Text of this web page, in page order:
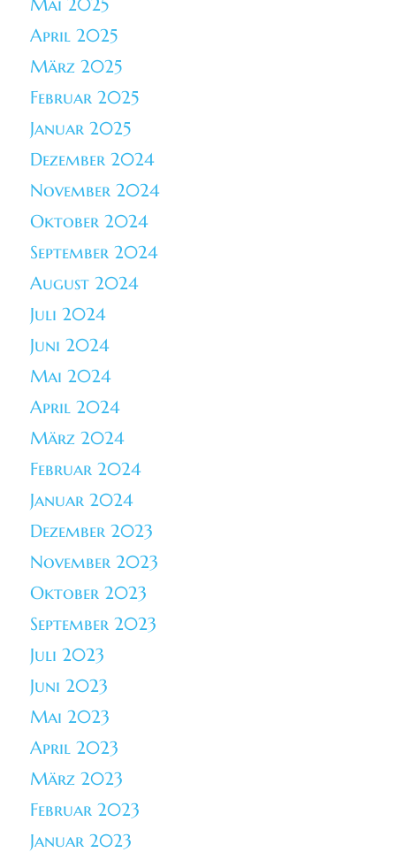
Mai 2025
April 2025
März 2025
Februar 2025
Januar 2025
Dezember 2024
November 2024
Oktober 2024
September 2024
August 2024
Juli 2024
Juni 2024
Mai 2024
April 2024
März 2024
Februar 2024
Januar 2024
Dezember 2023
November 2023
Oktober 2023
September 2023
Juli 2023
Juni 2023
Mai 2023
April 2023
März 2023
Februar 2023
Januar 2023